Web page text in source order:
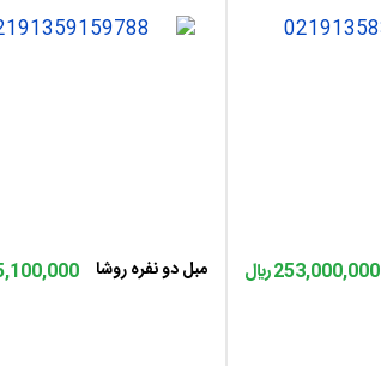
253,000,000 ﷼ مبل دو نفره روشا